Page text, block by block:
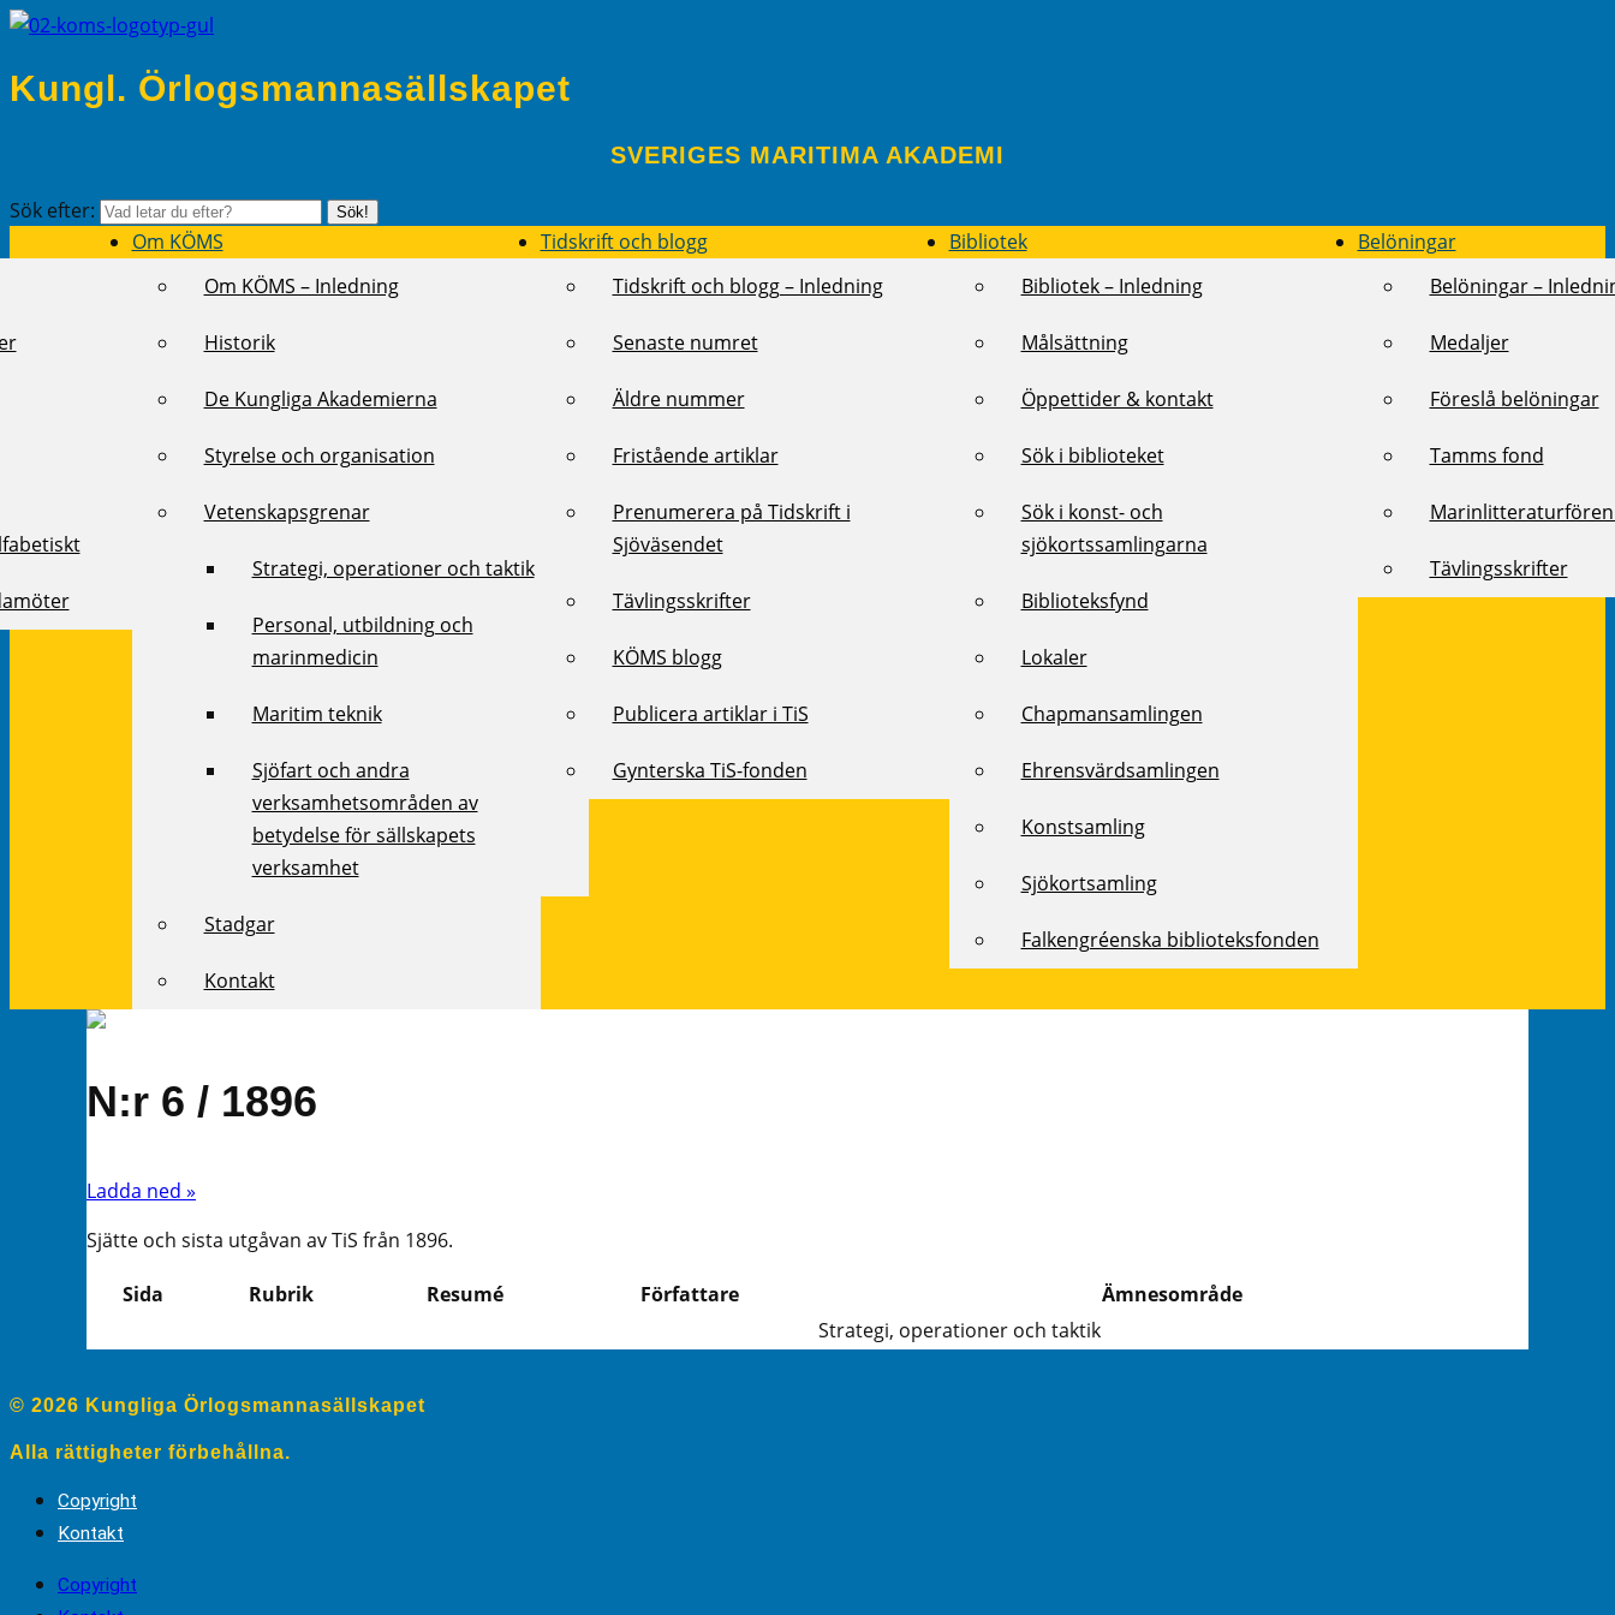
Kungl. Örlogsmannasällskapet
SVERIGES MARITIMA AKADEMI
Sök efter: Sök!
Om KÖMS
Om KÖMS – Inledning
Historik
De Kungliga Akademierna
Styrelse och organisation
Vetenskapsgrenar
Strategi, operationer och taktik
Personal, utbildning och
marinmedicin
Maritim teknik
Sjöfart och andra
verksamhetsområden av
betydelse för sällskapets
verksamhet
Stadgar
Kontakt
Tidskrift och blogg
Tidskrift och blogg – Inledning
Senaste numret
Äldre nummer
Fristående artiklar
Prenumerera på Tidskrift i
Sjöväsendet
Tävlingsskrifter
KÖMS blogg
Publicera artiklar i TiS
Gynterska TiS-fonden
Bibliotek
Bibliotek – Inledning
Målsättning
Öppettider & kontakt
Sök i biblioteket
Sök i konst- och
sjökortssamlingarna
Biblioteksfynd
Lokaler
Chapmansamlingen
Ehrensvärdsamlingen
Konstsamling
Sjökortsamling
Falkengréenska biblioteksfonden
Belöningar
Belöningar –
Medaljer
Föreslå belöningar
Tamms fond
Tävlingsskrifter
N:r 6 / 1896
Ladda ned »
Sjätte och sista utgåvan av TiS från 1896.
Sida Rubrik Resumé Författare
Ämnesområde
Strategi, operationer och taktik
© 2026 Kungliga Örlogsmannasällskapet
Alla rättigheter förbehållna.
Copyright
Kontakt
Copyright